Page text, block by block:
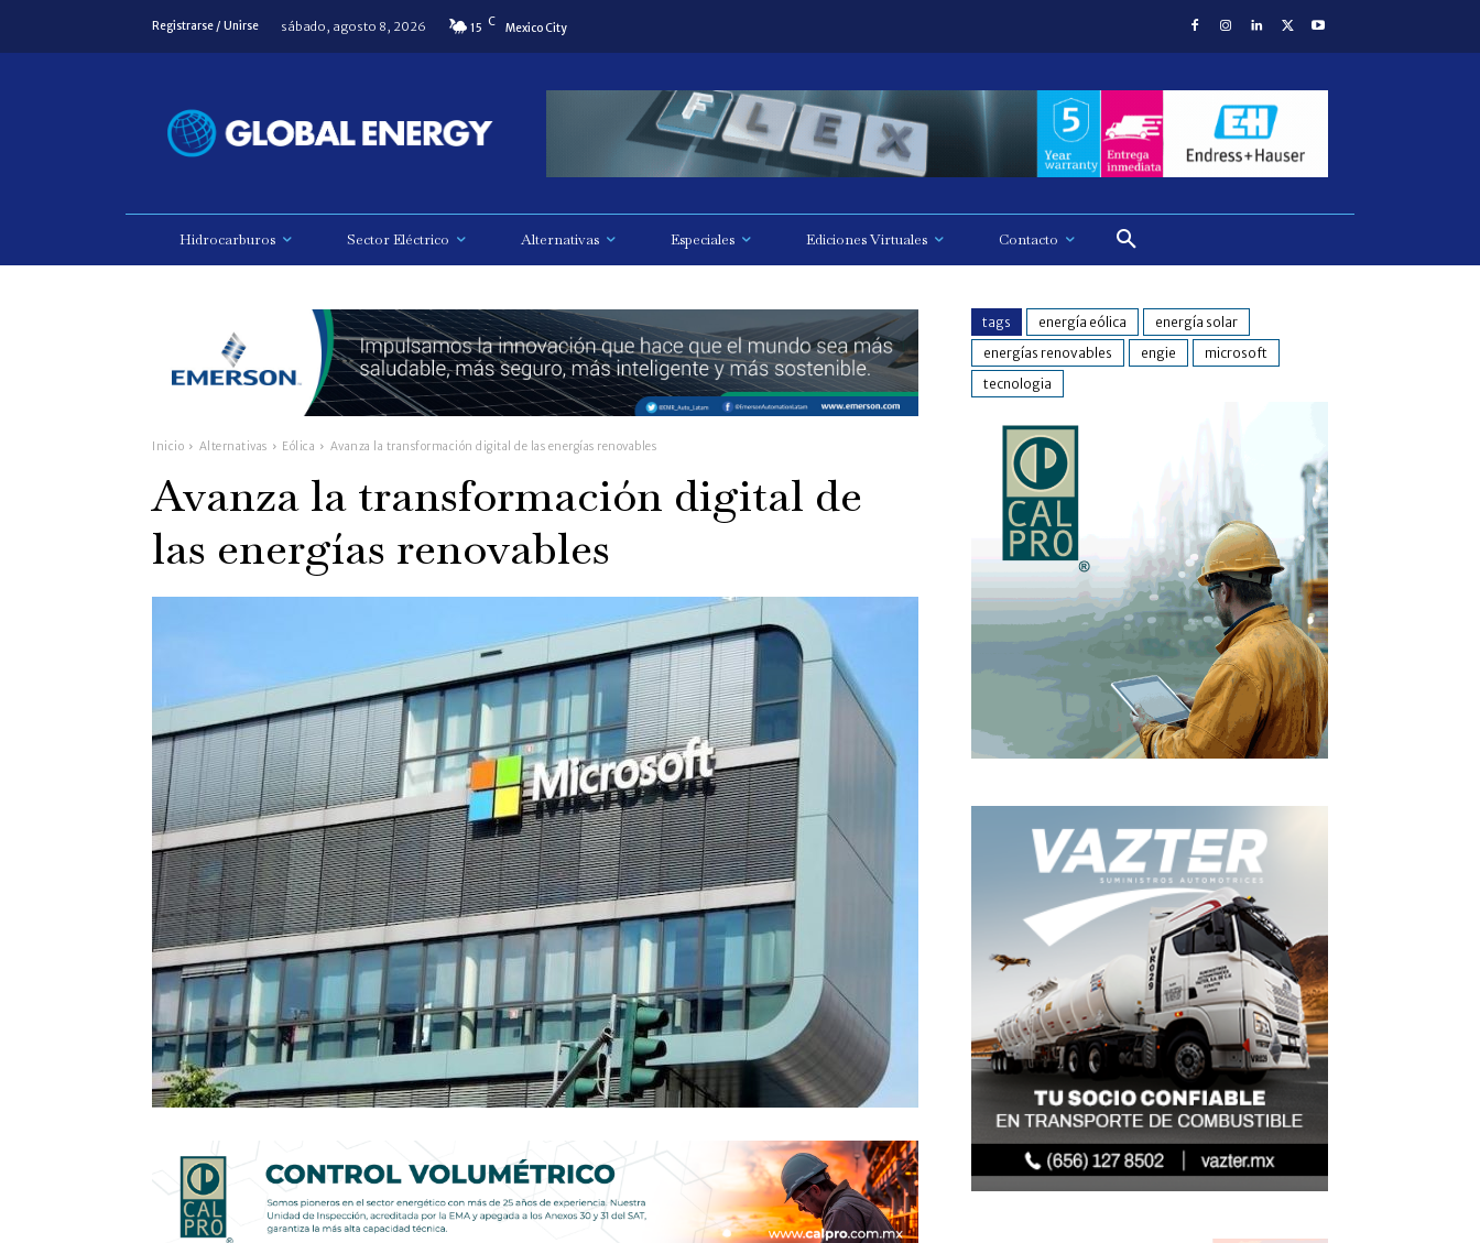
Registrarse / Unirse sábado, agosto 8, 2026 15 C Mexico City
Hidrocarburos Sector Eléctrico Alternativas Especiales Ediciones Virtuales Contacto
Inicio Alternativas Eólica Avanza la transformación digital de las energías renovables
Avanza la transformación digital de
las energías renovables
tags energía eólica
energía solar
energías renovables
engie
microsoft
tecnologia